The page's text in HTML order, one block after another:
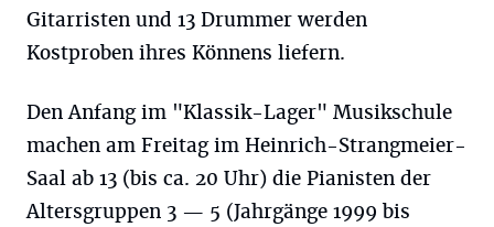
Gitarristen und 13 Drummer werden
Kostproben ihres Könnens liefern.
Den Anfang im "Klassik-Lager" Musikschule
machen am Freitag im Heinrich-Strangmeier-
Saal ab 13 (bis ca. 20 Uhr) die Pianisten der
Altersgruppen 3 — 5 (Jahrgänge 1999 bis